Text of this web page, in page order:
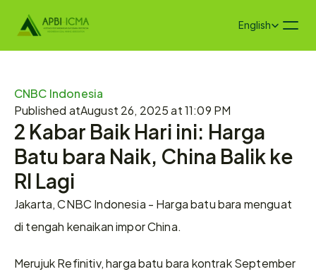
Select Language
English
CNBC Indonesia
Published atAugust 26, 2025 at 11:09 PM
2 Kabar Baik Hari ini: Harga
Batu bara Naik, China Balik ke
RI Lagi
Jakarta, CNBC Indonesia - Harga batu bara menguat
di tengah kenaikan impor China.
Merujuk Refinitiv, harga batu bara kontrak September